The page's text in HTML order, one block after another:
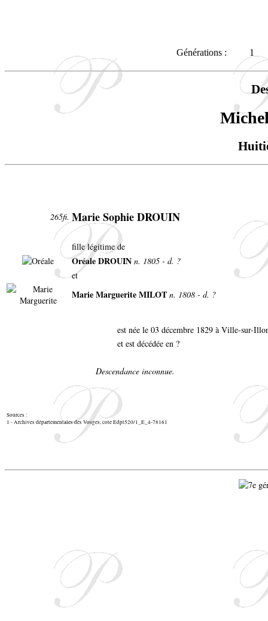
Générations : 1
265fi. Marie Sophie DROUIN
fille légitime de
Oréale DROUIN n. 1805 - d. ?
et
Marie Marguerite MILOT n. 1808 - d. ?
est née le 03 décembre 1829 à Ville-sur-
et est décédée en ?
Descendance inconnue.
Sources :
1 - Archives départementales des Vosges, cote Edpt520/1_E_4-78161